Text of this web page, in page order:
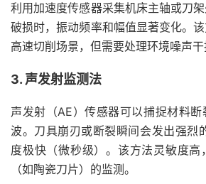
利用加速度传感器采集机床主轴或刀
破损时，振动频率和幅值显著变化。
高速切削场景，但需要处理环境噪声干
3. 声发射监测法
声发射（AE）传感器可以捕捉材料
波。刀具崩刃或断裂瞬间会发出强烈
度极快（微秒级）。该方法灵敏度高
（如陶瓷刀片）的监测。